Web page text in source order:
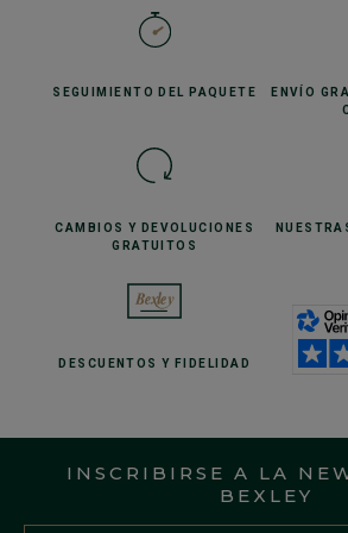
SEGUIMIENTO DEL PAQUETE ENVÍO
CAMBIOS Y DEVOLUCIONES
GRATUITOS
DESCUENTOS Y FIDELIDAD
INSCRIBIRSE A LA
BEXLEY